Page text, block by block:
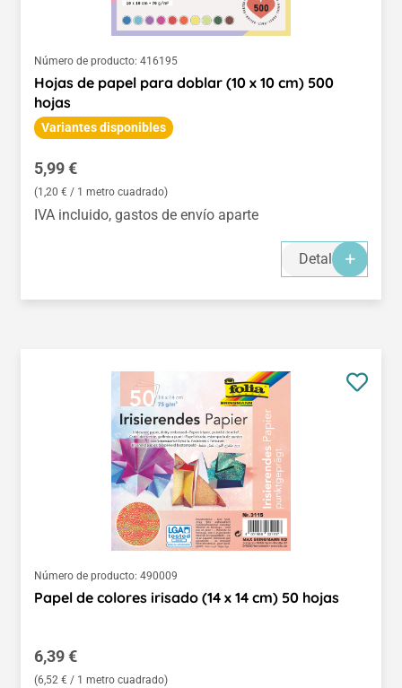
Número de producto: 416195
Hojas de papel para doblar (10 x 10 cm) 500
hojas
Variantes disponibles
Precio normal:
5,99 €
(1,20 € / 1 metro cuadrado)
IVA incluido, gastos de envío aparte
Detalles
Número de producto: 490009
Papel de colores irisado (14 x 14 cm) 50 hojas
Precio normal:
6,39 €
(6,52 € / 1 metro cuadrado)